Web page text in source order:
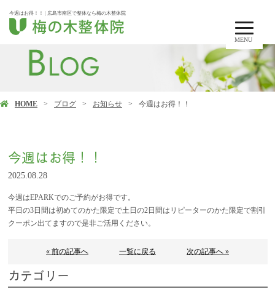
MENU
今週はお得！！ | 広島市南区で整体なら梅の木整体院
HOME ブログ お知らせ 今週はお得！！
今週はお得！！
2025.08.28
今週はEPARKでのご予約がお得です。
平日の3日間は初めてのかた限定で土日の2日間はリピーターのかた限定で割引
クーポン出てますので是非ご活用ください。
« 前の記事へ 一覧に戻る 次の記事へ »
カテゴリー